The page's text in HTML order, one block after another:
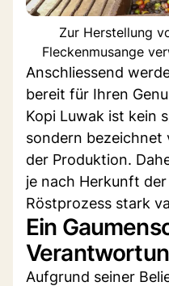
Zur Herstellung
Fleckenmusange
Anschliessend
bereit für Ihren
Kopi Luwak ist kein
sondern bezeichnet
der Produktion.
je nach Herkunft
Röstprozess stark
Ein
Aufgrund seiner